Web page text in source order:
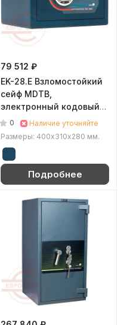
79 512 ₽
EK-28.E Взломостойкий
сейф MDTB,
электронный кодовый
(Синий (RAL 5001))
0
Наличие уточняйте
Размеры: 400х310х280 мм.
Подробнее